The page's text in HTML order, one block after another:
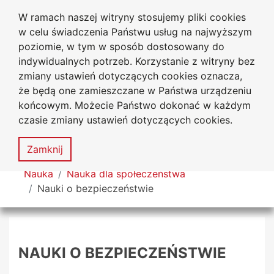
W ramach naszej witryny stosujemy pliki cookies
w celu świadczenia Państwu usług na najwyższym
poziomie, w tym w sposób dostosowany do
indywidualnych potrzeb. Korzystanie z witryny bez
zmiany ustawień dotyczących cookies oznacza,
że będą one zamieszczane w Państwa urządzeniu
końcowym. Możecie Państwo dokonać w każdym
czasie zmiany ustawień dotyczących cookies.
Zamknij
Przejdź do głównego menu
Przejdź do treści
Przejdź do wyszukiwarki
Przejdź do mapy serwisu
Uniwersytet
Jana Długosza w Częstochowie
Mapa
serwisu
MENU
Tutaj jesteś
Nauka
Nauka dla społeczeństwa
Nauki o bezpieczeństwie
NAUKI O BEZPIECZEŃSTWIE